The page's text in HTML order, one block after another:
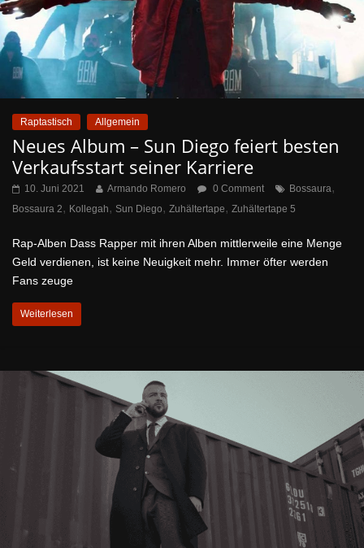
Raptastisch Allgemein
Neues Album – Sun Diego feiert besten
Verkaufsstart seiner Karriere
10. Juni 2021 Armando Romero 0 Comment Bossaura,
Bossaura 2, Kollegah, Sun Diego, Zuhältertape, Zuhältertape 5
Rap-Alben Dass Rapper mit ihren Alben mittlerweile eine Menge
Geld verdienen, ist keine Neuigkeit mehr. Immer öfter werden
Fans zeuge
Weiterlesen